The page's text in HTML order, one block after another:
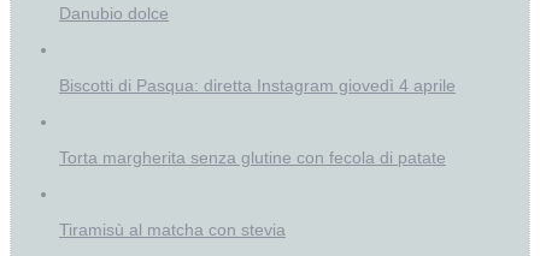
Danubio dolce
Biscotti di Pasqua: diretta Instagram giovedì 4 aprile
Torta margherita senza glutine con fecola di patate
Tiramisù al matcha con stevia